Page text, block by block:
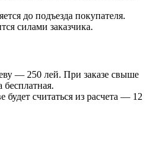
до подъезда покупателя.
силами заказчика.
— 250 лей. При заказе свыше
будет считаться из расчета — 12